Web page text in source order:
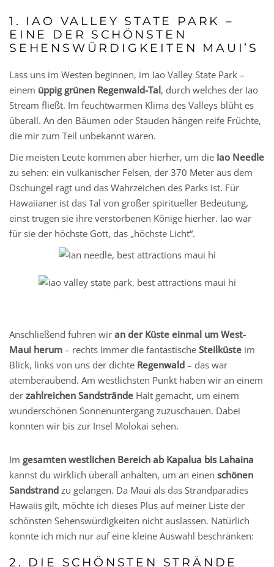
1. IAO VALLEY STATE PARK –
EINE DER SCHÖNSTEN
SEHENSWÜRDIGKEITEN MAUI’S
Lass uns im Westen beginnen, im Iao Valley State Park –
einem üppig grünen Regenwald-Tal, durch welches der Iao
Stream fließt. Im feuchtwarmen Klima des Valleys blüht es
überall. An den Bäumen oder Stauden hängen reife Früchte,
die mir zum Teil unbekannt waren.
Die meisten Leute kommen aber hierher, um die Iao Needle
zu sehen: ein vulkanischer Felsen, der 370 Meter aus dem
Dschungel ragt und das Wahrzeichen des Parks ist. Für
Hawaiianer ist das Tal von großer spiritueller Bedeutung,
einst trugen sie ihre verstorbenen Könige hierher. Iao war
für sie der höchste Gott, das „höchste Licht“.
Anschließend fuhren wir an der Küste einmal um West-
Maui herum – rechts immer die fantastische Steilküste im
Blick, links von uns der dichte Regenwald – das war
atemberaubend. Am westlichsten Punkt haben wir an einem
der zahlreichen Sandstrände Halt gemacht, um einem
wunderschönen Sonnenuntergang zuzuschauen. Dabei
konnten wir bis zur Insel Molokai sehen.
Im gesamten westlichen Bereich ab Kapalua bis Lahaina
kannst du wirklich überall anhalten, um an einen schönen
Sandstrand zu gelangen. Da Maui als das Strandparadies
Hawaiis gilt, möchte ich dieses Plus auf meiner Liste der
schönsten Sehenswürdigkeiten nicht auslassen. Natürlich
konnte ich mich nur auf eine kleine Auswahl beschränken:
2. DIE SCHÖNSTEN STRÄNDE